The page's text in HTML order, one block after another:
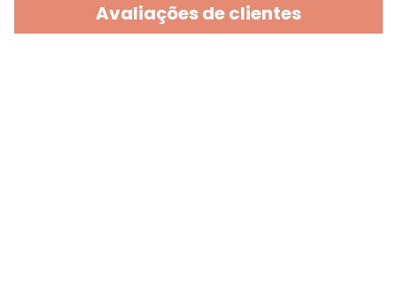
Avaliações de clientes